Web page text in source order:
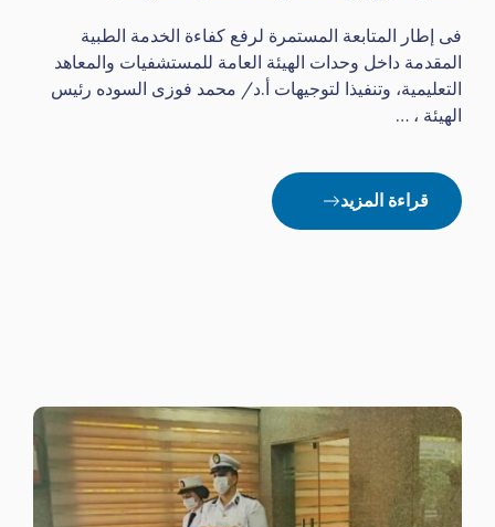
فى إطار المتابعة المستمرة لرفع كفاءة الخدمة الطبية
المقدمة داخل وحدات الهيئة العامة للمستشفيات والمعاهد
التعليمية، وتنفيذا لتوجيهات أ.د/ محمد فوزى السوده رئيس
الهيئة ، …
قراءة المزيد